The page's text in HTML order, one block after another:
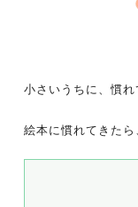
小さいうちに、慣れ
絵本に慣れてきたら